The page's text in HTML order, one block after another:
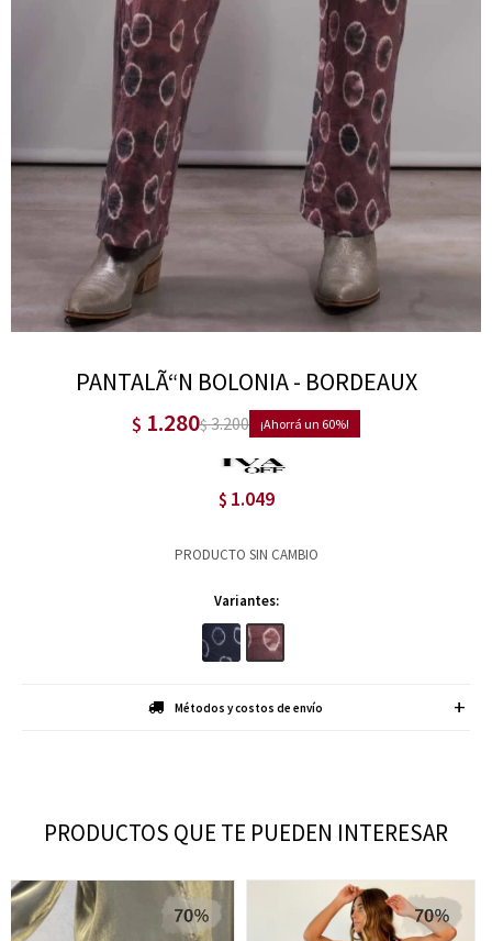
PANTALÃ“N BOLONIA - BORDEAUX
$ 1.280$3.200 60
$ 1.049
PRODUCTO SIN CAMBIO
Variantes:
Métodos y costos de envío
PRODUCTOS QUE TE PUEDEN INTERESAR